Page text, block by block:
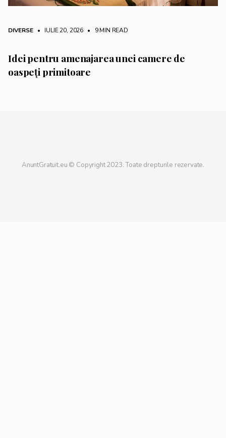
DIVERSE • IULIE 20, 2026 • 9 MIN READ
Idei pentru amenajarea unei camere de
oaspeți primitoare
AnuntGratuit.eu © Copyright 2023. Toate drepturile rezervate.